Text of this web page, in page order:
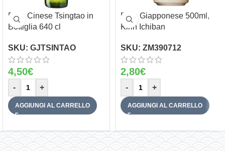
Birra Cinese Tsingtao in
Bottiglia 640 cl
SKU: GJTSINTAO
4,50€
- +
AGGIUNGI AL CARRELLO
Birra Giapponese 500ml,
Kirin Ichiban
SKU: ZM390712
2,80€
- +
AGGIUNGI AL CARRELLO